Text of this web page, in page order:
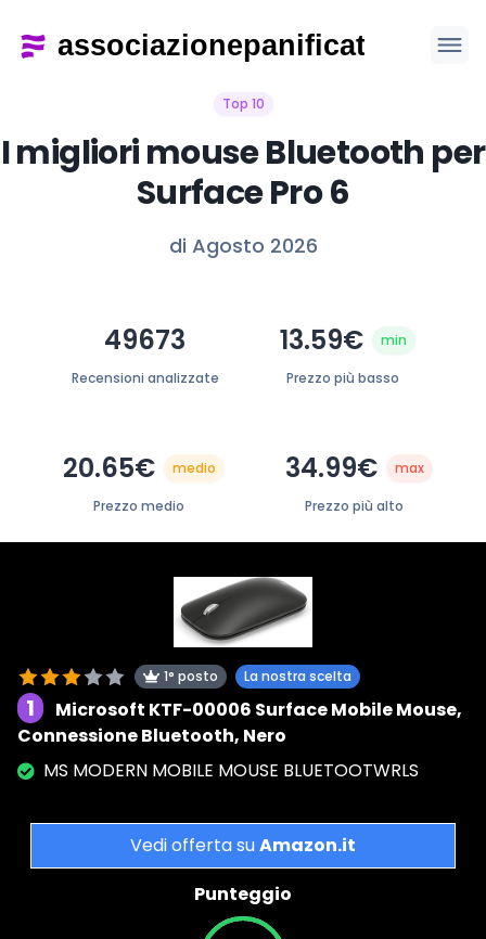
Top 10
I migliori mouse Bluetooth per
Surface Pro 6
di Agosto 2026
49673
Recensioni analizzate
13.59€ min
Prezzo più basso
20.65€ medio
Prezzo medio
34.99€ max
Prezzo più alto
1° posto La nostra scelta
1
Microsoft KTF-00006 Surface Mobile Mouse,
Connessione Bluetooth, Nero
MS MODERN MOBILE MOUSE BLUETOOTWRLS
Vedi offerta suAmazon.it
Punteggio